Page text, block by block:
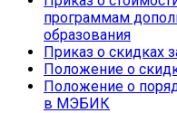
программам
образования
Приказ о скидках
Положение о
Положение о
в МЭБИК